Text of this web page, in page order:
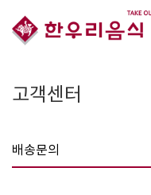
고객센터
배송문의